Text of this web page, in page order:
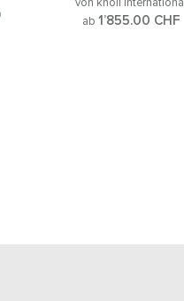
von knoll international
ab 1’855.00 CHF